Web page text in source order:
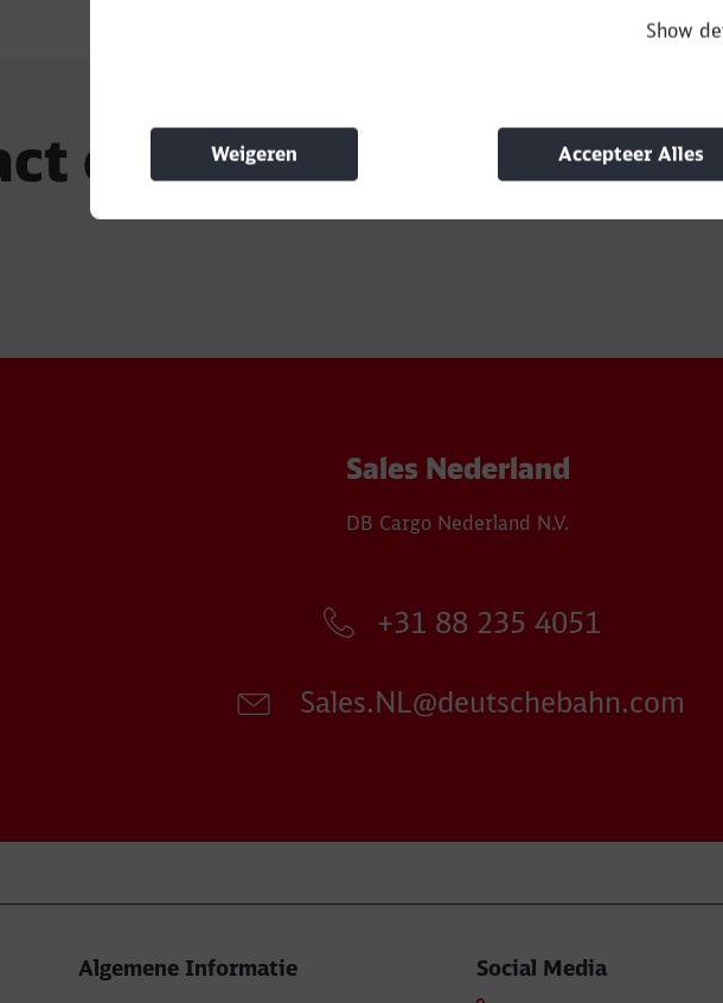
Show
Weigeren Accepteer Alles
op met onze expert
Sales Nederland
DB Cargo Nederland N.V.
+31 88 235 4051
Sales.NL@deutschebahn.com
Algemene Informatie Social Media